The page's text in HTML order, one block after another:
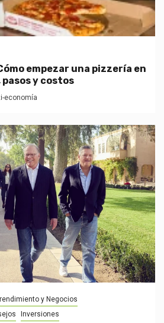
empezar una pizzería en
y costos
economía
y Negocios
Inversiones